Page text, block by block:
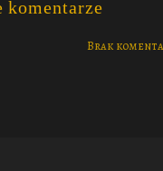
komentarze
Brak